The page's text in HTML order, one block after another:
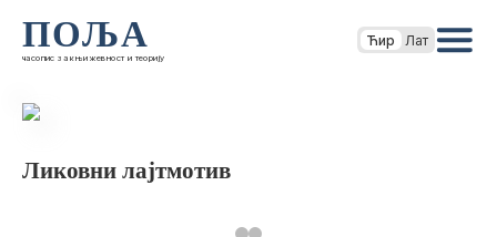
ПОЉА
часопис за књижевност и теорију
Ћир Лат
Ликовни лајтмотив